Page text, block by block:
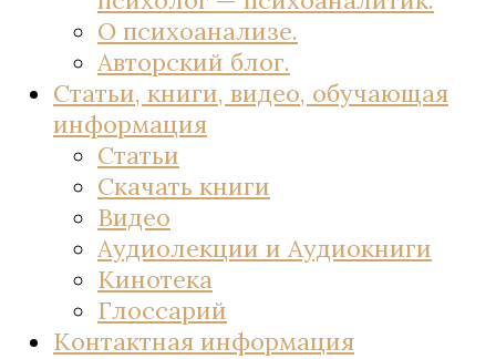
О психоанализе.
Авторский блог.
Статьи, книги, видео, обучающая
информация
Статьи
Скачать книги
Видео
Аудиолекции и Аудиокниги
Кинотека
Глоссарий
Контактная информация